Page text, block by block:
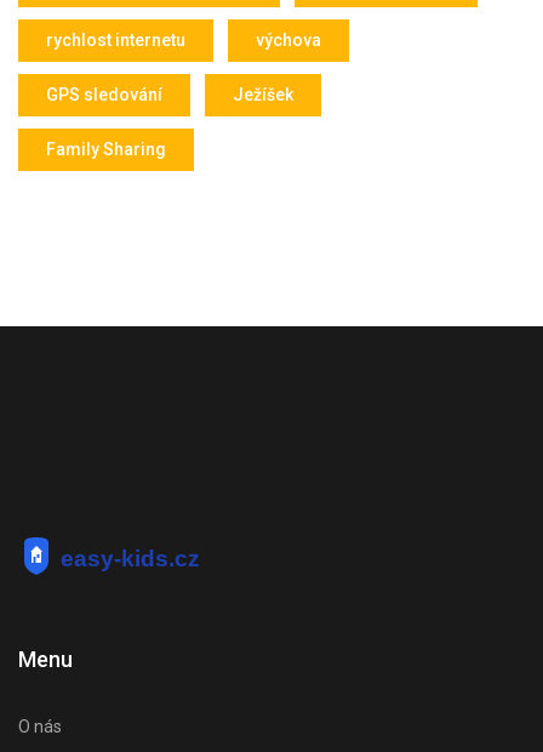
rychlost internetu výchova
GPS sledování Ježíšek
Family Sharing
Menu
O nás